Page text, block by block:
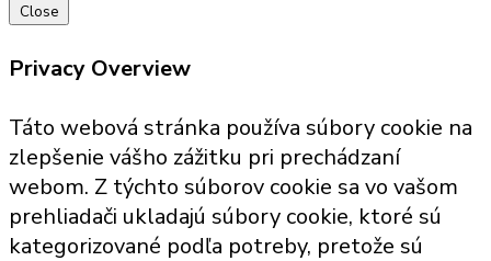
Close
Privacy Overview
Táto webová stránka používa súbory cookie na
zlepšenie vášho zážitku pri prechádzaní
webom. Z týchto súborov cookie sa vo vašom
prehliadači ukladajú súbory cookie, ktoré sú
kategorizované podľa potreby, pretože sú